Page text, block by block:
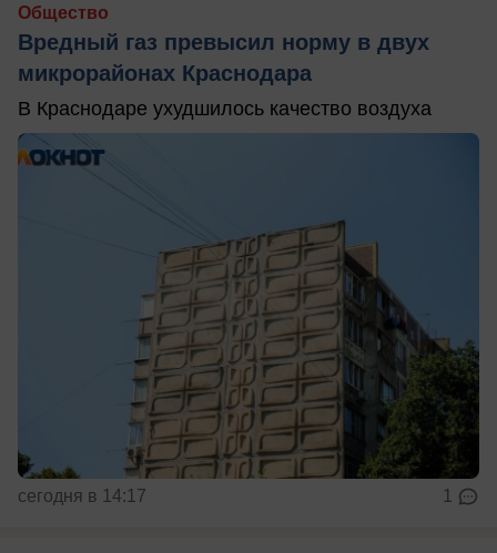
Общество
Вредный газ превысил норму в двух
микрорайонах Краснодара
В Краснодаре ухудшилось качество воздуха
сегодня в 14:17 1